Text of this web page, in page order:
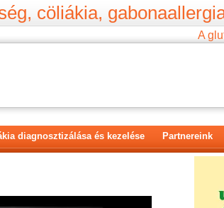
cöliákia,
A
diagnosztizálása és kezelése Partnereink